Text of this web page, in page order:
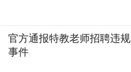
官方通报特教老师招聘违规
事件